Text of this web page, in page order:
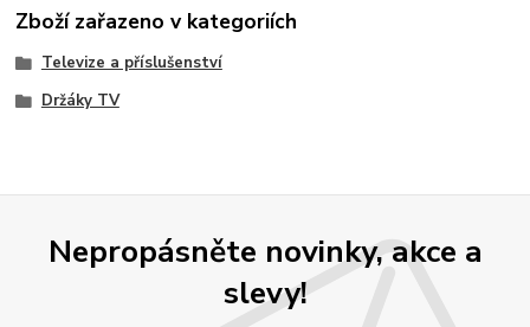
Zboží zařazeno v kategoriích
Televize a příslušenství
Držáky TV
Nepropásněte novinky, akce a
slevy!